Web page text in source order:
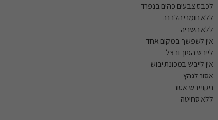
לכבס צבעים כהים בנפרד
ללא חומרי הלבנה
ללא השריה
אין לשפשף במקום אחד
לייבש הפוך ובצל
אין לייבש במכונת יבוש
אסור לגהץ
ניקוי יבש אסור
ללא סחיטה